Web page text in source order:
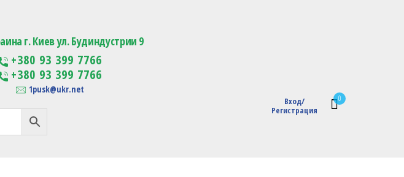
Изготовление сувенирной продукции с логотипом
0
Вход/
Регистрация
г. Киев ул. Будиндустрии 9
+380 93 399 7766
+380 93 399 7766
1pusk@ukr.net